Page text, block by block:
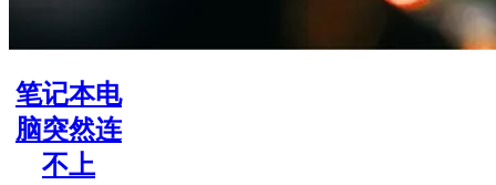
笔记本电
脑突然连
不上